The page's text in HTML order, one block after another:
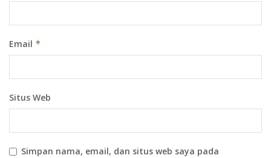
Email *
Situs Web
Simpan nama, email, dan situs web saya pada